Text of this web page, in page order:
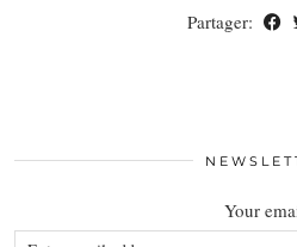
Partager:
Your